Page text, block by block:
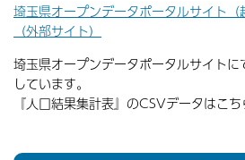
埼玉県オープンデータポータルサイト（
（外部サイト）
埼玉県オープンデータポータルサイト
しています。
『人口結果集計表』のCSVデータはこち